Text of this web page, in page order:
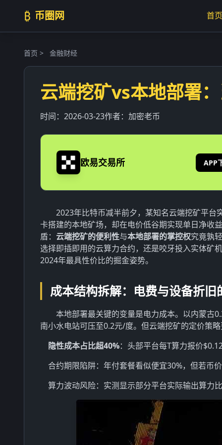
₿ 币圈网 首页
首页 > 金融财经
云端挖矿vs本地部署
时间： 2026-03-23作者： 加密老币
欧易交易所 APP
2023年比特币减半前夕，某知名云端挖矿平台
卡搭建的本地矿场，却在电价低谷期实现单日净收
盾： 云端挖矿的便利性与本地部署的掌控权究竟孰
选择即插即用的云算力合约，还是咬牙投入实体矿
2024年最具性价比的掘金姿势。
成本结构拆解：电费与设备折旧
本地部署最关键的变量是电力成本。以内蒙古
南小水电站可压至0.2元/度。但云端挖矿的定价策
隐性成本占比超40%：头部平台每T算力报价
合约期限陷阱：年付套餐看似便宜30%，但若币
算力波动风险：实测显示部分平台实际输出算力